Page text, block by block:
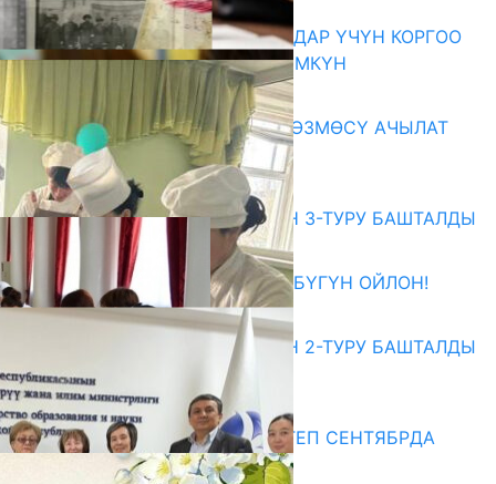
КОРРУПЦИЯНЫ КАБАРЛАГАНДАР ҮЧҮН КОРГОО
ЧАРАЛАРЫ КҮЧӨТҮЛҮШҮ МҮМКҮН
«АРХИВ – ИСКУССТВО» КӨРГӨЗМӨСҮ АЧЫЛАТ
07.08.2026
Абитуриент
ЖОЖДОРГО КАБЫЛ АЛУУНУН 3-ТУРУ БАШТАЛДЫ
27.07.2026
ӨЗҮҢДҮН КЕЛЕЧЕГИҢ ҮЧҮН БҮГҮН ОЙЛОН!
20.07.2026
ЖОЖДОРГО КАБЫЛ АЛУУНУН 2-ТУРУ БАШТАЛДЫ
20.07.2026
Медиа
СУЗАКТА 750 ОРУНДУУ МЕКТЕП СЕНТЯБРДА
ПАЙДАЛАНУУГА БЕРИЛЕТ